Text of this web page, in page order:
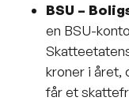
BSU –
en BSU-
kroner i året,
får et